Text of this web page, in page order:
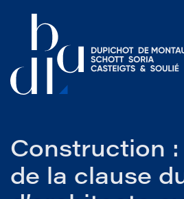
Construction
de la clause